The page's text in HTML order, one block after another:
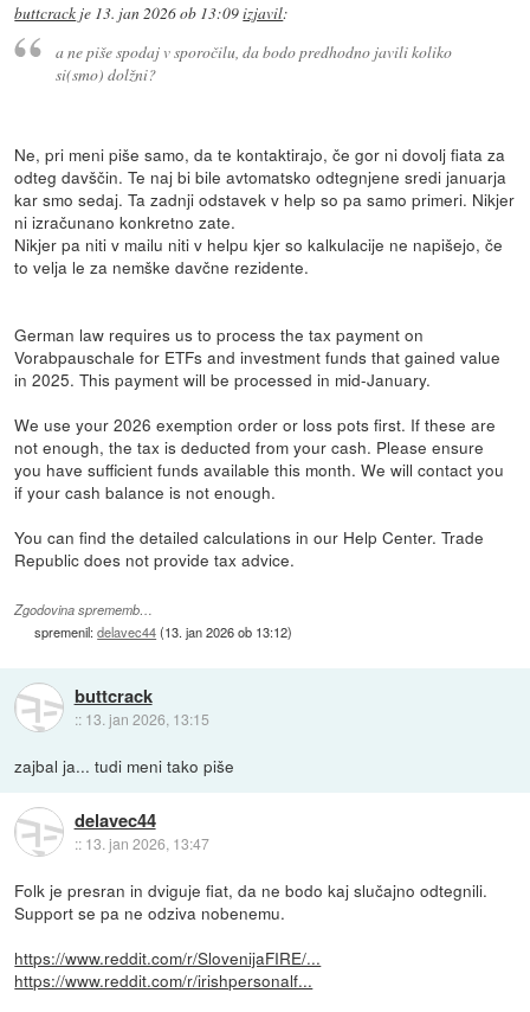
buttcrack je 13. jan 2026 ob 13:09izjavil:
a ne piše spodaj v sporočilu, da bodo predhodno javili koliko
si(smo) dolžni?
Ne, pri meni piše samo, da te kontaktirajo, če gor ni dovolj fiata za
odteg davščin. Te naj bi bile avtomatsko odtegnjene sredi januarja
kar smo sedaj. Ta zadnji odstavek v help so pa samo primeri. Nikjer
ni izračunano konkretno zate.
Nikjer pa niti v mailu niti v helpu kjer so kalkulacije ne napišejo, če
to velja le za nemške davčne rezidente.
German law requires us to process the tax payment on
Vorabpauschale for ETFs and investment funds that gained value
in 2025. This payment will be processed in mid-January.
We use your 2026 exemption order or loss pots first. If these are
not enough, the tax is deducted from your cash. Please ensure
you have sufficient funds available this month. We will contact you
if your cash balance is not enough.
You can find the detailed calculations in our Help Center. Trade
Republic does not provide tax advice.
Zgodovina sprememb…
spremenil:delavec44(13. jan 2026 ob 13:12)
buttcrack
:: 13. jan 2026, 13:15
zajbal ja... tudi meni tako piše
delavec44
:: 13. jan 2026, 13:47
Folk je presran in dviguje fiat, da ne bodo kaj slučajno odtegnili.
Support se pa ne odziva nobenemu.
https://www.reddit.com/r/SlovenijaFIRE/...
https://www.reddit.com/r/irishpersonalf...